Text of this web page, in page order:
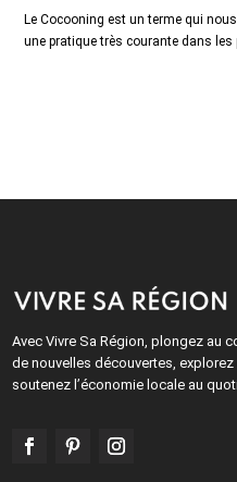
Le Cocooning est un terme qui
une pratique très courante dans les
Avec Vivre Sa Région, plongez au
de nouvelles découvertes,
soutenez l’économie locale au